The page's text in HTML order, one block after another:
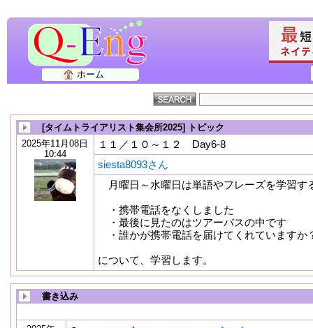
ホーム
[タイムトライアリスト集会所2025] トピック
2025年11月08日
10:44
１１／１０～１２ Day6-8
siesta8093さん
月曜日～水曜日は単語やフレーズを学習す
・携帯電話をなくしました
・最後に見たのはツアーバスの中です
・誰かが携帯電話を届けてくれていますか
について、学習します。
書き込み